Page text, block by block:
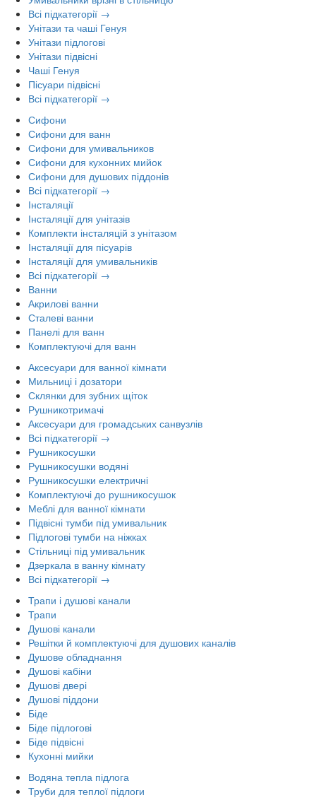
Всі підкатегорії →
Унітази та чаші Генуя
Унітази підлогові
Унітази підвісні
Чаші Генуя
Пісуари підвісні
Всі підкатегорії →
Сифони
Сифони для ванн
Сифони для умивальников
Сифони для кухонних мийок
Сифони для душових піддонів
Всі підкатегорії →
Інсталяції
Інсталяції для унітазів
Комплекти інсталяцій з унітазом
Інсталяції для пісуарів
Інсталяції для умивальників
Всі підкатегорії →
Ванни
Акрилові ванни
Сталеві ванни
Панелі для ванн
Комплектуючі для ванн
Аксесуари для ванної кімнати
Мильниці і дозатори
Склянки для зубних щіток
Рушникотримачі
Аксесуари для громадських санвузлів
Всі підкатегорії →
Рушникосушки
Рушникосушки водяні
Рушникосушки електричні
Комплектуючі до рушникосушок
Меблі для ванної кімнати
Підвісні тумби під умивальник
Підлогові тумби на ніжках
Стільниці під умивальник
Дзеркала в ванну кімнату
Всі підкатегорії →
Трапи і душові канали
Трапи
Душові канали
Решітки й комплектуючі для душових каналів
Душове обладнання
Душові кабіни
Душові двері
Душові піддони
Біде
Біде підлогові
Біде підвісні
Кухонні мийки
Водяна тепла підлога
Труби для теплої підлоги